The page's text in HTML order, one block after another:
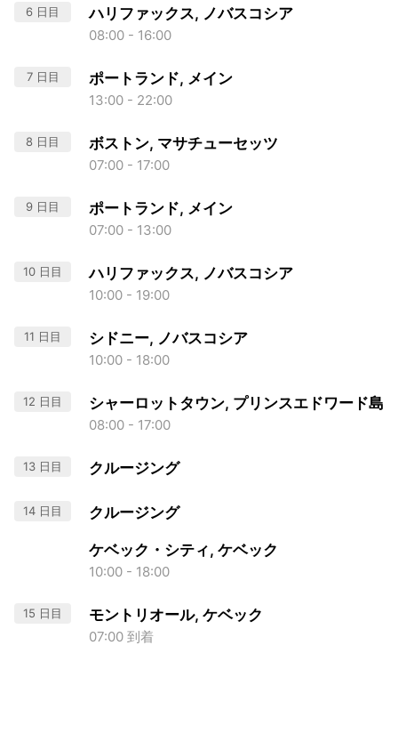
6 日目 ハリファックス, ノバスコシア
08:00 - 16:00
7 日目 ポートランド, メイン
13:00 - 22:00
8 日目 ボストン, マサチューセッツ
07:00 - 17:00
9 日目 ポートランド, メイン
07:00 - 13:00
10 日目 ハリファックス, ノバスコシア
10:00 - 19:00
11 日目 シドニー, ノバスコシア
10:00 - 18:00
12 日目 シャーロットタウン, プリンスエドワード島
08:00 - 17:00
13 日目 クルージング
14 日目 クルージング
ケベック・シティ, ケベック
10:00 - 18:00
15 日目 モントリオール, ケベック
07:00 到着